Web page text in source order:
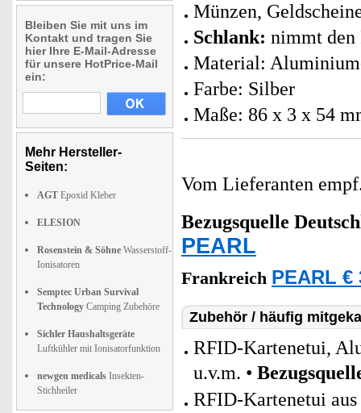
Bleiben Sie mit uns im
Kontakt und tragen Sie
hier Ihre E-Mail-Adresse
für unsere HotPrice-Mail
ein:
Mehr Hersteller-
Seiten:
AGT Epoxid Kleber
ELESION
Rosenstein & Söhne Wasserstoff-
Ionisatoren
Semptec Urban Survival
Technology Camping Zubehöre
Sichler Haushaltsgeräte
Luftkühler mit Ionisatorfunktion
newgen medicals Insekten-
Stichheiler
Münzen,
Schlank: nimmt den
Material:
Farbe: Silber
Maße: 86 x 3 x 54
Vom Lieferanten
Bezugsquelle
PEARL
Frankreich PEARL €
Zubehör / häufig
RFID-Kartenetui,
u.v.m. •
RFID-Kartenetui